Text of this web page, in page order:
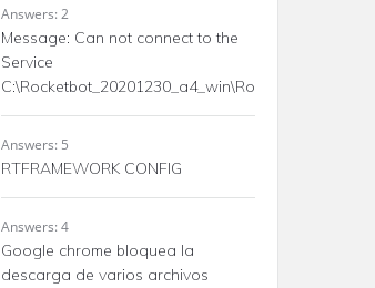
Answers: 2
Message: Can not connect to the
Service
Answers: 5
RTFRAMEWORK CONFIG
Answers: 4
Google chrome bloquea la
descarga de varios archivos